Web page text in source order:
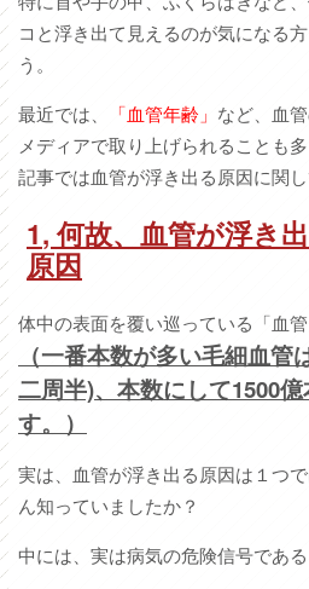
コと浮き出て見えるのが気になる
う。
最近では、
「血管年齢」 など、血
メディアで取り上げられることも
記事では血管が浮き出る原因に関し
1,何故、血管が浮き
原因
体中の表面を覆い巡っている「血管
（一番本数が多い毛細血
二周半)、本数にして1500
す。）
実は、血管が浮き出る原因は１つ
ん知っていましたか？
中には、実は病気の危険信号である